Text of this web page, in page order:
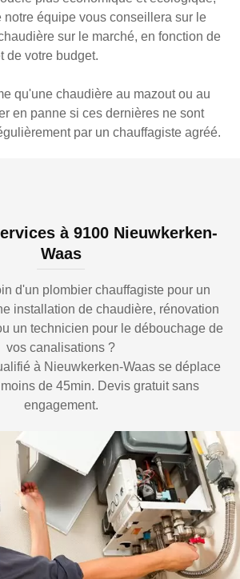
notre équipe vous conseillera sur le
sur le marché, en fonction de
de votre budget.
qu'une chaudière au mazout ou au
en panne si ces dernières ne sont
par un chauffagiste agréé.
à 9100 Nieuwkerken-
Waas
d'un plombier chauffagiste pour un
installation de chaudière, rénovation
un technicien pour le débouchage de
vos canalisations ?
à Nieuwkerken-Waas se déplace
de 45min. Devis gratuit sans
engagement.